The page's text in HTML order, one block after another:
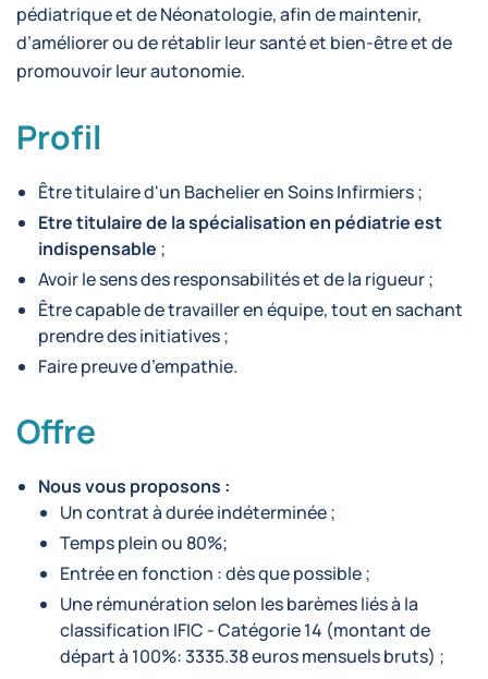
pédiatrique et de Néonatologie, afin de maintenir,
d’améliorer ou de rétablir leur santé et bien-être et de
promouvoir leur autonomie.
Profil
Être titulaire d'un Bachelier en Soins Infirmiers ;
Etre titulaire de la spécialisation en pédiatrie est
indispensable ;
Avoir le sens des responsabilités et de la rigueur ;
Être capable de travailler en équipe, tout en sachant
prendre des initiatives ;
Faire preuve d’empathie.
Offre
Nous vous proposons :
Un contrat à durée indéterminée ;
Temps plein ou 80%;
Entrée en fonction : dès que possible ;
Une rémunération selon les barèmes liés à la
classification IFIC - Catégorie 14 (montant de
départ à 100%: 3335.38 euros mensuels bruts) ;